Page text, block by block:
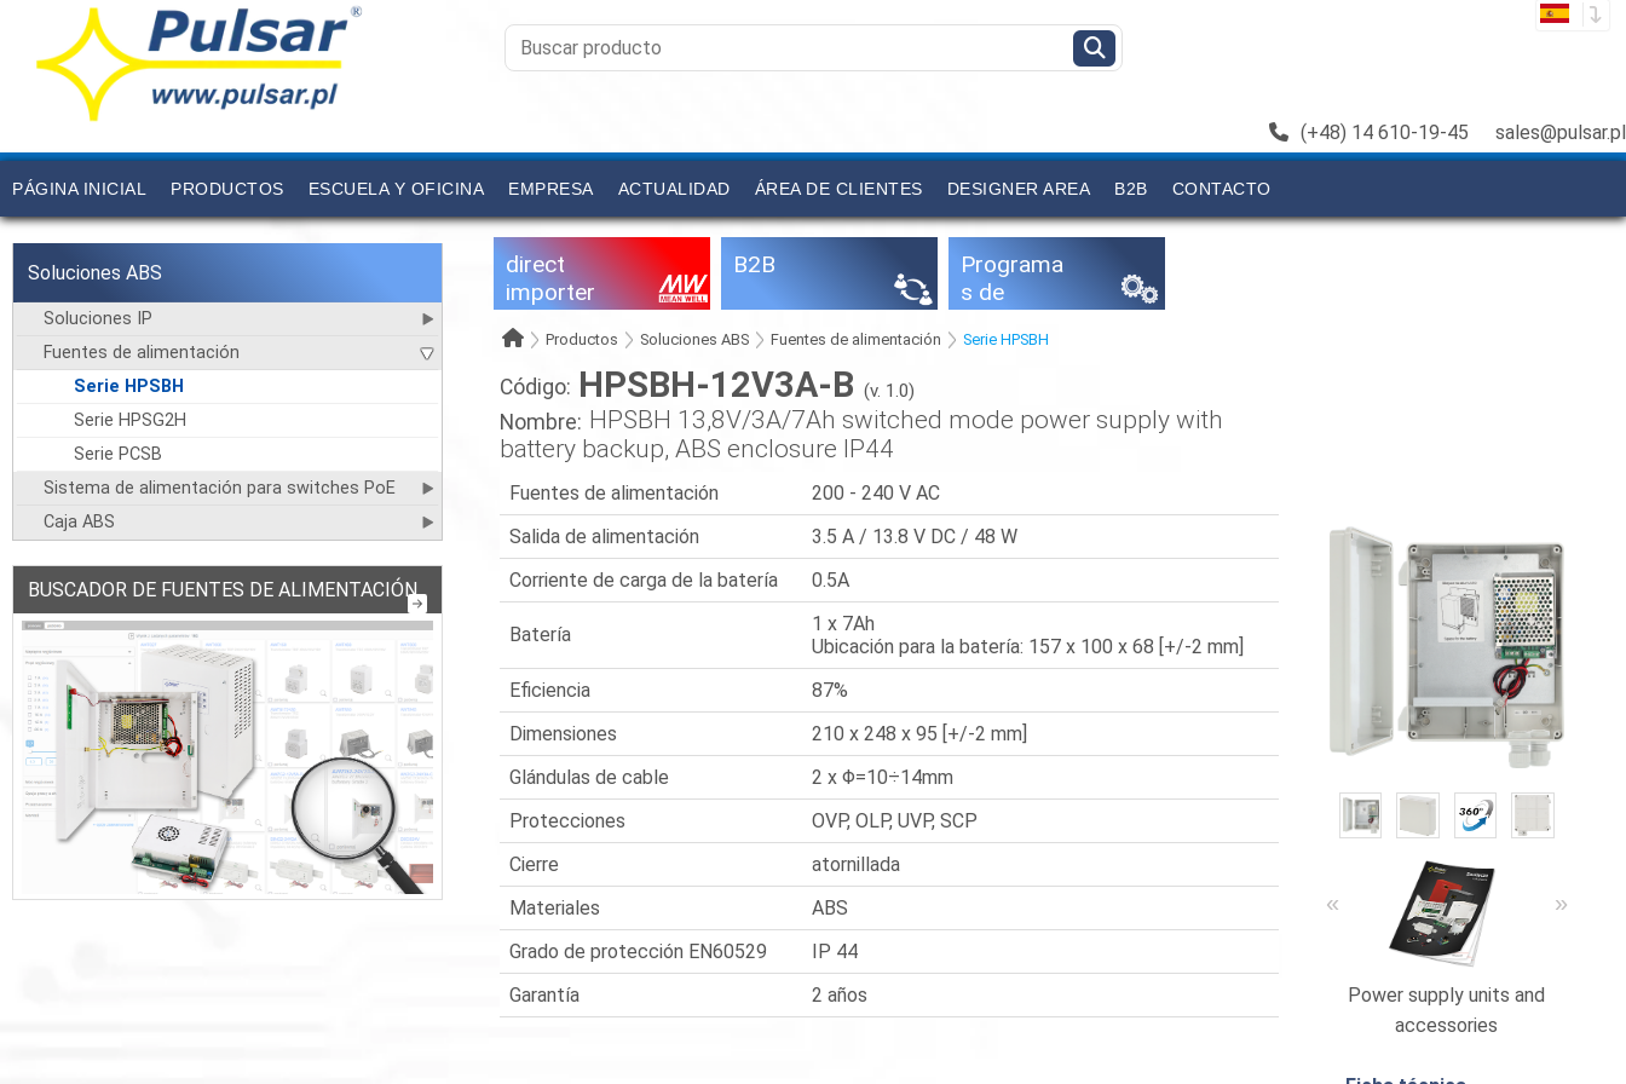
(+48) 14 610-19-45 sales@pulsar.pl
PÁGINA INICIAL PRODUCTOS ESCUELA Y OFICINA EMPRESA ACTUALIDAD ÁREA DE CLIENTES DESIGNER AREA B2B CONTACTO
Soluciones ABS
Soluciones IP
Fuentes de alimentación
Serie HPSBH
Serie HPSG2H
Serie PCSB
Sistema de alimentación para switches PoE
Caja ABS
BUSCADOR DE FUENTES DE ALIMENTACIÓN
direct
importer
B2B
Programa
s de
ón
Productos Soluciones ABS Fuentes de alimentación Serie HPSBH
Código: HPSBH-12V3A-B (v. 1.0)
Nombre: HPSBH 13,8V/3A/7Ah switched mode power supply with
battery backup, ABS enclosure IP44
Fuentes de alimentación
200 - 240 V AC
Salida de alimentación
3.5 A / 13.8 V DC / 48 W
Corriente de carga de la batería
0.5A
Batería
1 x 7Ah
Ubicación para la batería: 157 x 100 x 68 [+/-2 mm]
Eficiencia
87%
Dimensiones
210 x 248 x 95 [+/-2 mm]
Glándulas de cable
2 x Φ=10÷14mm
Protecciones
OVP, OLP, UVP, SCP
Cierre
atornillada
Materiales
ABS
Grado de protección EN60529
IP 44
Garantía
2 años
Power supply units and
accessories
« »